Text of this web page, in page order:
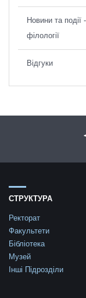
Новини та події
філології
Відгуки
СТРУКТУРА
Ректорат
Факультети
Бібліотека
Музей
Інші Підрозділи